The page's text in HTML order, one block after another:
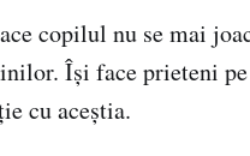
copilul nu se mai
Își face prieteni
cu aceștia.